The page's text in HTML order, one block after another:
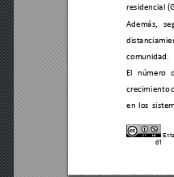
61
residencial
Además,
comunidad.
El
número
crecimiento
en los